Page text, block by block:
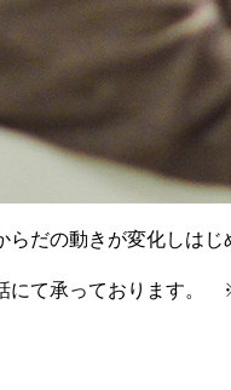
だの動きが変化しは
て承っております。